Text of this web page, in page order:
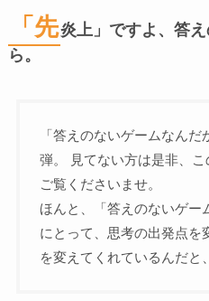
「先炎上」ですよ、答
ら。
「答えのないゲームなん
弾。 見てない方は是非、こ
ご覧くださいませ。
ほんと、「答えのないゲー
にとって、思考の出発点を
を変えてくれているんだと